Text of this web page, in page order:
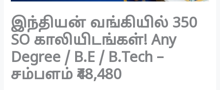
இந்தியன் வங்கியில் 350
SO காலியிடங்கள்! Any
Degree / B.E / B.Tech –
சம்பளம் ₹48,480